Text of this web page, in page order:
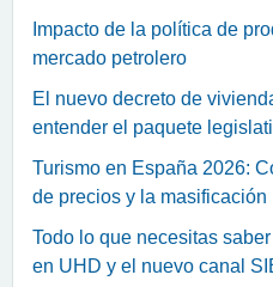
Impacto de la política de
mercado petrolero
El nuevo decreto de
entender el paquete
Turismo en España 2026:
de precios y la masificación
Todo lo que necesitas
en UHD y el nuevo canal